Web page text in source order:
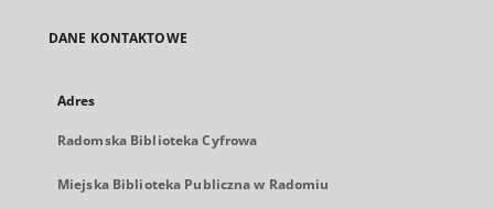
DANE KONTAKTOWE
Adres
Radomska Biblioteka Cyfrowa
Miejska Biblioteka Publiczna w Radomiu